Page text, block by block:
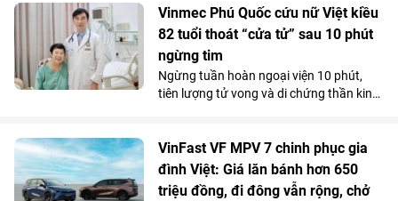
đồng phái đẹp trước ngày mở cổng chính
thức vào 15/7.
Vinmec Phú Quốc cứu nữ Việt kiều
82 tuổi thoát “cửa tử” sau 10 phút
ngừng tim
Ngừng tuần hoàn ngoại viện 10 phút,
tiên lượng tử vong và di chứng thần kinh
cuộc sống bình thường chỉ sau một tuần
điều trị tại Bệnh viện Đa khoa Vinmec
Phú Quốc.
VinFast VF MPV 7 chinh phục gia
đình Việt: Giá lăn bánh hơn 650
triệu đồng, đi đông vẫn rộng, chở